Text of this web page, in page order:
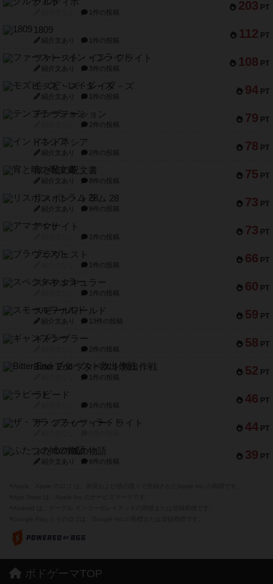
203 PT
1件の投稿
112 PT
1809
紹介文あり 1件の投稿
108 PT
ファースト・イン・フライト
紹介文あり 3件の投稿
94 PT
モズビ－ズ・レイダ－ズ
紹介文あり 1件の投稿
79 PT
テンプテーション
2件の投稿
78 PT
インドネシア
紹介文あり 2件の投稿
75 PT
宵と暁の呪文書
紹介文あり 8件の投稿
73 PT
リスボン・トラム 28
紹介文あり 9件の投稿
73 PT
アマナイト
1件の投稿
66 PT
ブラヴェスト
1件の投稿
60 PT
スペクタキュラー
1件の投稿
59 PT
スモールワールド
紹介文あり 13件の投稿
58 PT
ギャンブラー
2件の投稿
52 PT
Bitter End ブタペスト救出作戦
1件の投稿
46 PT
ラピード
1件の投稿
44 PT
ザ・フラッフィー・ライト
39 PT
ふたつの城の物語
紹介文あり 6件の投稿
ボドゲーマTOP